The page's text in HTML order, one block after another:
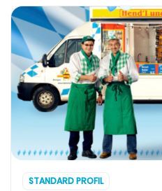
STANDARD PROFIL